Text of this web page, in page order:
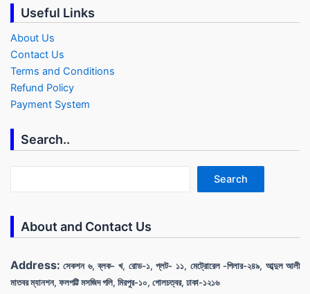
Useful Links
About Us
Contact Us
Terms and Conditions
Refund Policy
Payment System
Search..
Search
About and Contact Us
Address: সেকশন ৬, ব্লক- খ, রোড-১, প্লট- ১১, মেট্রোরেল -পিলার-২৪৯, আব্দুল আলী
মাতবর ম্যানশন, ফলপট্টি মসজিদ গলি, মিরপুর-১০, গোলচত্বর, ঢাকা-১২১৬